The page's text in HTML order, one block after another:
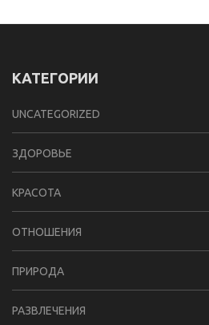
КАТЕГОРИИ
UNCATEGORIZED
ЗДОРОВЬЕ
КРАСОТА
ОТНОШЕНИЯ
ПРИРОДА
РАЗВЛЕЧЕНИЯ